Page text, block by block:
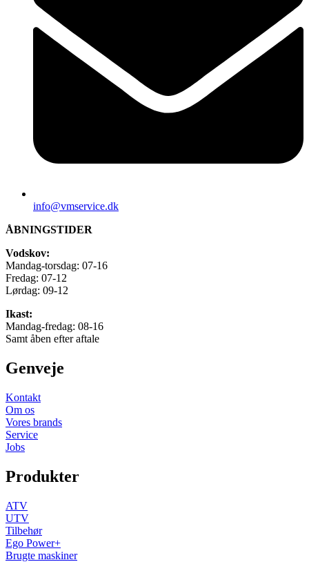
info@vmservice.dk
ÅBNINGSTIDER
Vodskov:
Mandag-torsdag: 07-16
Fredag: 07-12
Lørdag: 09-12
Ikast:
Mandag-fredag: 08-16
Samt åben efter aftale
Genveje
Kontakt
Om os
Vores brands
Service
Jobs
Produkter
ATV
UTV
Tilbehør
Ego Power+
Brugte maskiner